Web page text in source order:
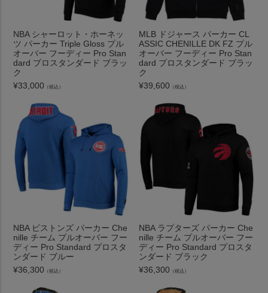
NBA シャーロット・ホーネッ
ツ パーカー Triple Gloss プル
オーバー フーディー Pro Stan
dard プロスタンダード ブラッ
ク
¥33,000 （税込）
MLB ドジャース パーカー CL
ASSIC CHENILLE DK FZ プル
オーバー フーディー Pro Stan
dard プロスタンダード ブラッ
ク
¥39,600 （税込）
NBA ピストンズ パーカー Che
nille チーム プルオーバー フー
ディー Pro Standard プロスタ
ンダード ブルー
¥36,300 （税込）
NBA ラプターズ パーカー Che
nille チーム プルオーバー フー
ディー Pro Standard プロスタ
ンダード ブラック
¥36,300 （税込）